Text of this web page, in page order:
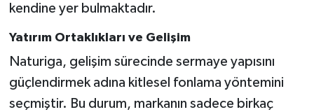
kendine yer bulmaktadır.
Yatırım Ortaklıkları ve Gelişim
Naturiga, gelişim sürecinde sermaye yapısını
güçlendirmek adına kitlesel fonlama yöntemini
seçmiştir. Bu durum, markanın sadece birkaç